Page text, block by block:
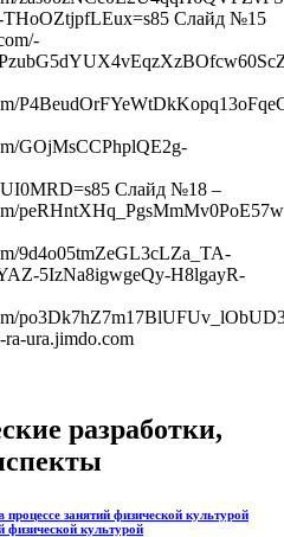
THoOZtjpfLEux=s85 Слайд №15
GOjMsCCPhplQE2g-
Слайд №18 –
9d4o05tmZeGL3cLZa_TA-
5IzNa8igwgeQy-H8lgayR-
ra-ura.jimdo.com
разработки,
занятий физической культурой
физической культурой